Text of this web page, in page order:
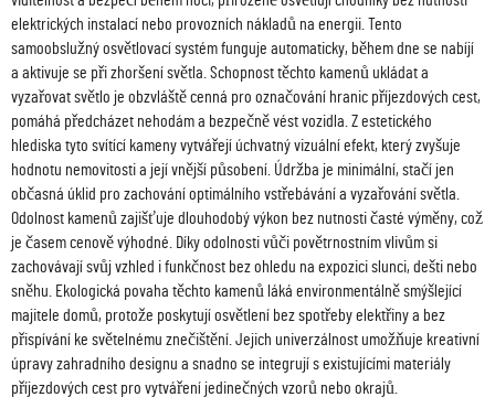
elektrických instalací nebo provozních nákladů na energii. Tento
samoobslužný osvětlovací systém funguje automaticky, během dne se nabíjí
a aktivuje se při zhoršení světla. Schopnost těchto kamenů ukládat a
vyzařovat světlo je obzvláště cenná pro označování hranic příjezdových cest,
pomáhá předcházet nehodám a bezpečně vést vozidla. Z estetického
hlediska tyto svítící kameny vytvářejí úchvatný vizuální efekt, který zvyšuje
hodnotu nemovitosti a její vnější působení. Údržba je minimální, stačí jen
občasná úklid pro zachování optimálního vstřebávání a vyzařování světla.
Odolnost kamenů zajišťuje dlouhodobý výkon bez nutnosti časté výměny, což
je časem cenově výhodné. Díky odolnosti vůči povětrnostním vlivům si
zachovávají svůj vzhled i funkčnost bez ohledu na expozici slunci, dešti nebo
sněhu. Ekologická povaha těchto kamenů láká environmentálně smýšlející
majitele domů, protože poskytují osvětlení bez spotřeby elektřiny a bez
přispívání ke světelnému znečištění. Jejich univerzálnost umožňuje kreativní
úpravy zahradního designu a snadno se integrují s existujícími materiály
příjezdových cest pro vytváření jedinečných vzorů nebo okrajů.